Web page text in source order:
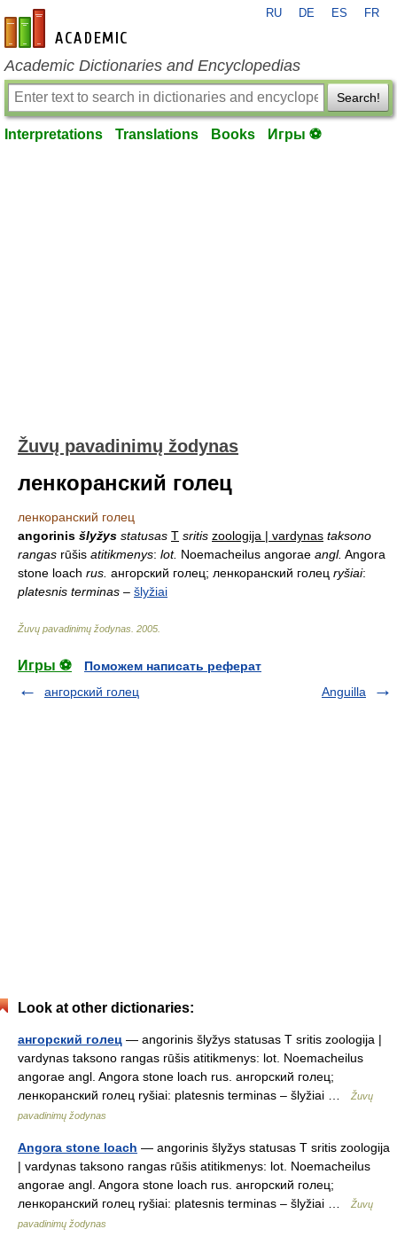
en-academic.com
RU DE ES FR
Academic Dictionaries and Encyclopedias
Search!
Interpretations Translations Books Игры ⚽
Žuvų pavadinimų žodynas
ленкоранский голец
ленкоранский голец
angorinis šlyžys statusas T sritis zoologija | vardynas taksono
rangas rūšis atitikmenys: lot. Noemacheilus angorae angl. Angora
stone loach rus. ангорский голец; ленкоранский голец ryšiai:
platesnis terminas – šlyžiai
Žuvų pavadinimų žodynas 2005
Игры ⚽
Поможем написать реферат
ангорский голец
Anguilla
Look at other dictionaries:
ангорский голец — angorinis šlyžys statusas T sritis zoologija |
vardynas taksono rangas rūšis atitikmenys: lot. Noemacheilus
angorae angl. Angora stone loach rus. ангорский голец;
ленкоранский голец ryšiai: platesnis terminas – šlyžiai …
Žuvų
pavadinimų žodynas
Angora stone loach — angorinis šlyžys statusas T sritis zoologija
| vardynas taksono rangas rūšis atitikmenys: lot. Noemacheilus
angorae angl. Angora stone loach rus. ангорский голец;
ленкоранский голец ryšiai: platesnis terminas – šlyžiai …
Žuvų
pavadinimų žodynas